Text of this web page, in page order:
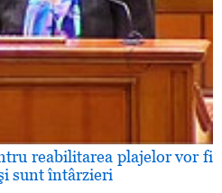
reabilitarea plajelor vor fi
sunt întârzieri